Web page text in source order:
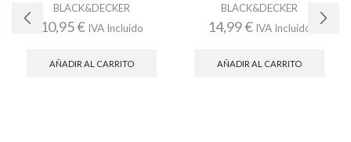
BLACK&DECKER
10,95€ IVA Incluido
AÑADIR AL CARRITO
BLACK&DECKER
14,99€ IVA Incluido
AÑADIR AL CARRITO